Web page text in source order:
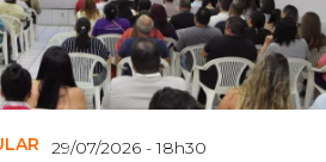
29/07/2026 - 18h30